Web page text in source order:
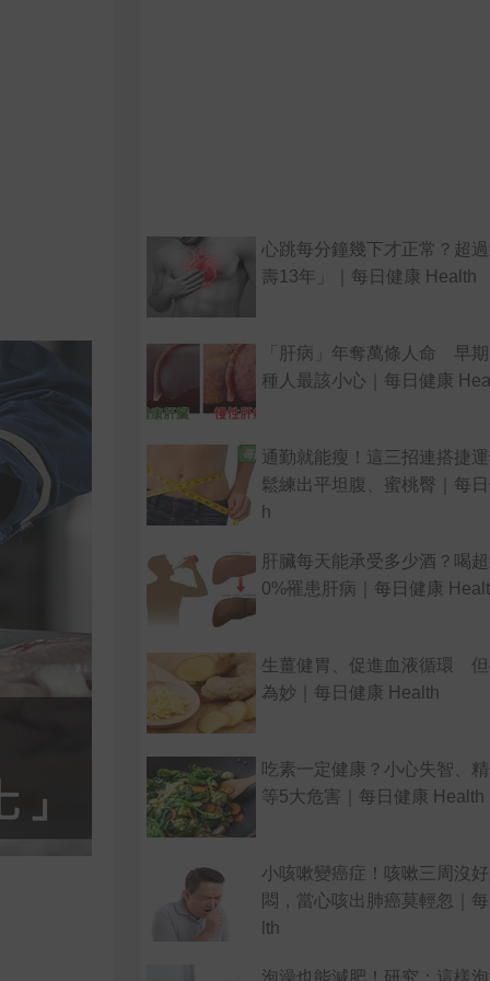
心跳每分鐘幾下才正常？超
壽13年」｜每日健康 Health
「肝病」年奪萬條人命 早
種人最該小心｜每日健康
通勤就能瘦！這三招連搭捷
鬆練出平坦腹、蜜桃臀｜每
h
肝臟每天能承受多少酒？喝
0%罹患肝病｜每日健康
生薑健胃、促進血液循環
為妙｜每日健康 Health
吃素一定健康？小心失智、
等5大危害｜每日健康 Health
小咳嗽變癌症！咳嗽三周沒
悶，當心咳出肺癌莫輕忽｜
lth
泡澡也能減肥！研究：這樣